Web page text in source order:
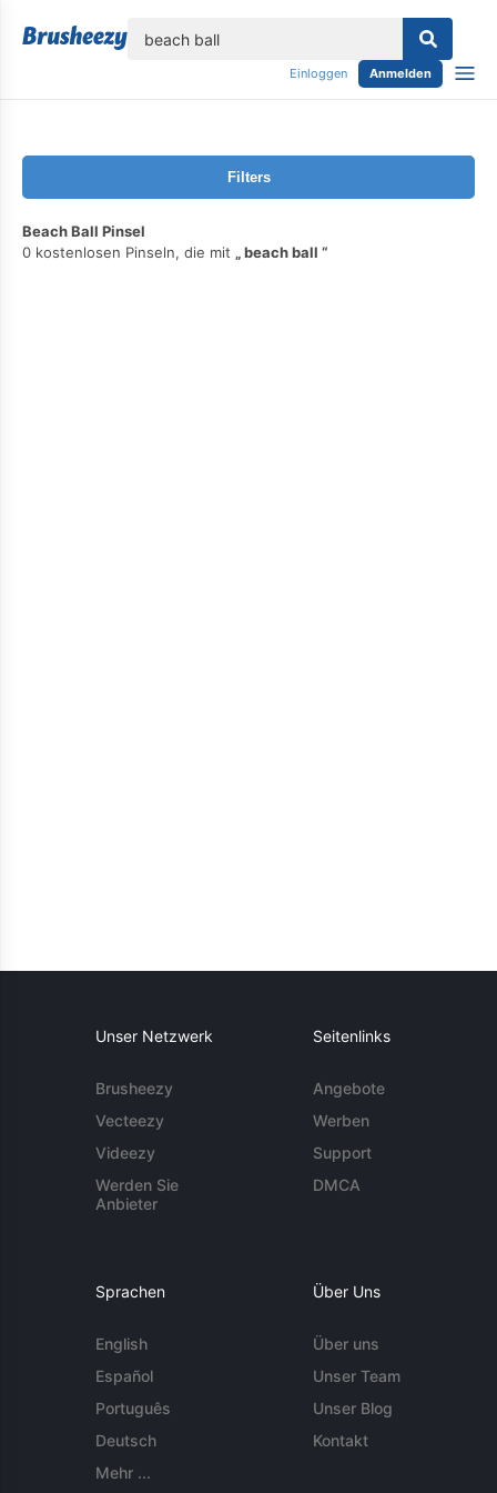
Einloggen Anmelden
Filters
Beach Ball Pinsel
0 kostenlosen Pinseln, die mit
beach ball
Unser Netzwerk
Brusheezy
Vecteezy
Videezy
Werden Sie
Anbieter
Seitenlinks
Angebote
Werben
Support
DMCA
Sprachen
English
Español
Português
Deutsch
Mehr ...
Über Uns
Über uns
Unser Team
Unser Blog
Kontakt